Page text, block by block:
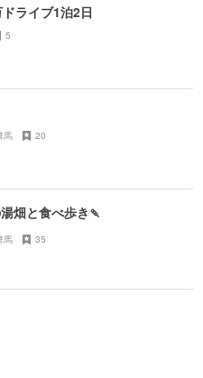
ライブ1泊2日
5
馬 20
畑と食べ歩き🍡
馬 35